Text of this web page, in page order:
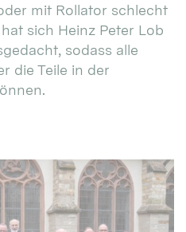
mit Rollator schlecht
sich Heinz Peter Lob
sodass alle
die Teile in der